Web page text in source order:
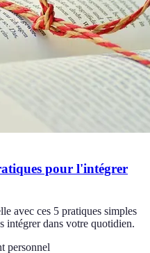
pour l'intégrer
avec ces 5 pratiques simples
intégrer dans votre quotidien.
personnel